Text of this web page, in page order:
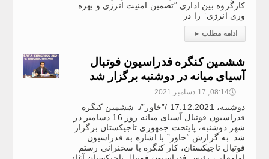
کارگروه بین اداری “تضمین امنیت انرژی و بهره
وری انرژی” را در
ادامه مطلب ▸
ششمین کنگره فدراسیون فوتبال
آسیای میانه در دوشنبه برگزار شد
🕔08:14, 17.دسامبر 2021
دوشنبه، 17.12.2021 /”خاور”/. ششمین کنگره
فدراسیون فوتبال آسیای میانه روز 16 دسامبر در
شهر دوشنبه، پایتخت جمهوری تاجیکستان برگزار
شد. به گزارش “خاور” با اشاره به فدراسیون
فوتبال تاجیکستان، کار کنگره با سخنرانی رستم